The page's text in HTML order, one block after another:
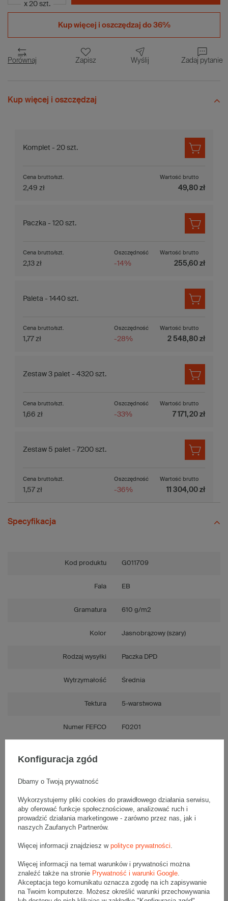
x 20 szt.
Kup więcej i oszczędzaj do 36%
Porównaj Zapisz Wyślij Zadaj pytanie
Kup więcej i oszczędzaj
Komplet - 20 szt.
Cena brutto/szt.
2,49 zł
Wartość brutto
49,80 zł
Paczka - 120 szt.
Oszczędność
-14%
Cena brutto/szt.
2,13 zł
Wartość brutto
255,60 zł
Paleta - 1440 szt.
Oszczędność
-28%
Cena brutto/szt.
1,77 zł
Wartość brutto
2 548,80 zł
Zestaw 3 palet - 4320 szt.
Oszczędność
-33%
Cena brutto/szt.
1,66 zł
Wartość brutto
7 171,20 zł
Zestaw 5 palet - 7200 szt.
Oszczędność
-36%
Cena brutto/szt.
1,57 zł
Wartość brutto
11 304,00 zł
Specyfikacja
Kod produktu G011709
Fala EB
Gramatura 610 g/m2
Kolor Jasnobrązowy (szary)
Rodzaj wysyłki Paczka DPD
Wytrzymałość Średnia
Tektura 5-warstwowa
Numer FEFCO F0201
Opis produktu
Komplet szarych kartonów klapowych - 20 szt.
Wymiary zewnętrzne: 300x250x80mm (długość x szerokość x
Opakowanie wykonane jest z tektury falistej 5-warstwowej, fala EB
610 g/m2
Wymiary:
Konfiguracja zgód
Dbamy o Twoją prywatność
Wykorzystujemy pliki cookies do prawidłowego działania serwisu,
aby oferować funkcje społecznościowe, analizować ruch i
prowadzić działania marketingowe - zarówno przez nas, jak i
naszych Zaufanych Partnerów.
Więcej informacji znajdziesz w polityce prywatności
Więcej informacji na temat warunków i prywatności można
znaleźć także na stronie Prywatność i warunki Google
Akceptacja tego komunikatu oznacza zgodę na ich zapisywanie
na Twoim komputerze. Możesz określić warunki przechowywania